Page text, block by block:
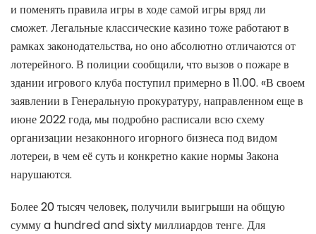
и поменять правила игры в ходе самой игры вряд ли
сможет. Легальные классические казино тоже работают в
рамках законодательства, но оно абсолютно отличаются от
лотерейного. В полиции сообщили, что вызов о пожаре в
здании игрового клуба поступил примерно в 11.00. «В своем
заявлении в Генеральную прокуратуру, направленном еще в
июне 2022 года, мы подробно расписали всю схему
организации незаконного игорного бизнеса под видом
лотереи, в чем её суть и конкретно какие нормы Закона
нарушаются.
Более 20 тысяч человек, получили выигрыши на общую
сумму a hundred and sixty миллиардов тенге. Для